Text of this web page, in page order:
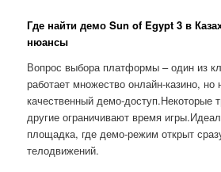
Где найти демо Sun of Egypt 3 в
нюансы
Вопрос выбора платформы – один из
работает множество онлайн-казино, но
качественный демо-доступ.Некоторые
другие ограничивают время
площадка, где демо-режим открыт
телодвижений.